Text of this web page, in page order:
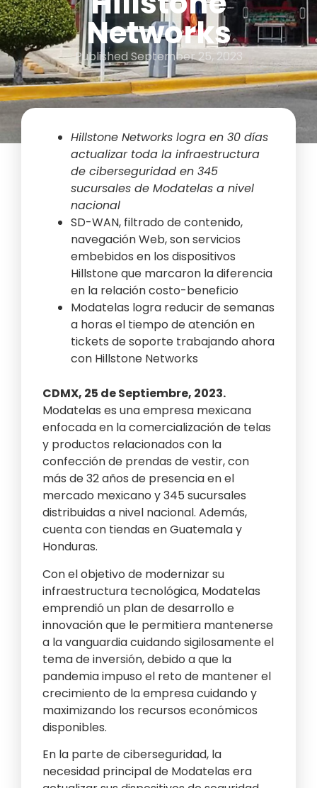
Networks
PublishedSeptember 25, 2023
Hillstone Networks logra en 30 días
actualizar toda la infraestructura
de ciberseguridad en 345
sucursales de Modatelas a nivel
nacional
SD-WAN, filtrado de contenido,
navegación Web, son servicios
embebidos en los dispositivos
Hillstone que marcaron la diferencia
en la relación costo-beneficio
Modatelas logra reducir de semanas
a horas el tiempo de atención en
tickets de soporte trabajando ahora
con Hillstone Networks
CDMX, 25 de Septiembre, 2023.
Modatelas es una empresa mexicana
enfocada en la comercialización de telas
y productos relacionados con la
confección de prendas de vestir, con
más de 32 años de presencia en el
mercado mexicano y 345 sucursales
distribuidas a nivel nacional. Además,
cuenta con tiendas en Guatemala y
Honduras.
Con el objetivo de modernizar su
infraestructura tecnológica, Modatelas
emprendió un plan de desarrollo e
innovación que le permitiera mantenerse
a la vanguardia cuidando sigilosamente el
tema de inversión, debido a que la
pandemia impuso el reto de mantener el
crecimiento de la empresa cuidando y
maximizando los recursos económicos
disponibles.
En la parte de ciberseguridad, la
necesidad principal de Modatelas era